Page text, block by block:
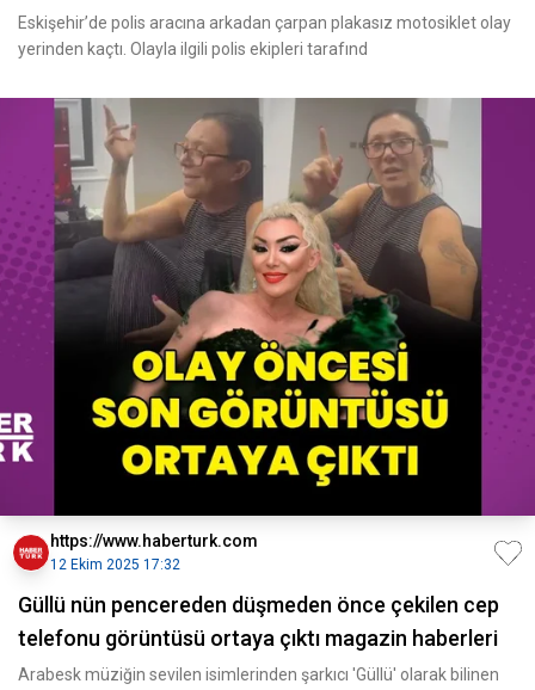
Eskişehir’de polis aracına arkadan çarpan plakasız motosiklet olay
yerinden kaçtı. Olayla ilgili polis ekipleri tarafınd
https://www.haberturk.com
12 Ekim 2025 17:32
Güllü nün pencereden düşmeden önce çekilen cep
telefonu görüntüsü ortaya çıktı magazin haberleri
Arabesk müziğin sevilen isimlerinden şarkıcı 'Güllü' olarak bilinen